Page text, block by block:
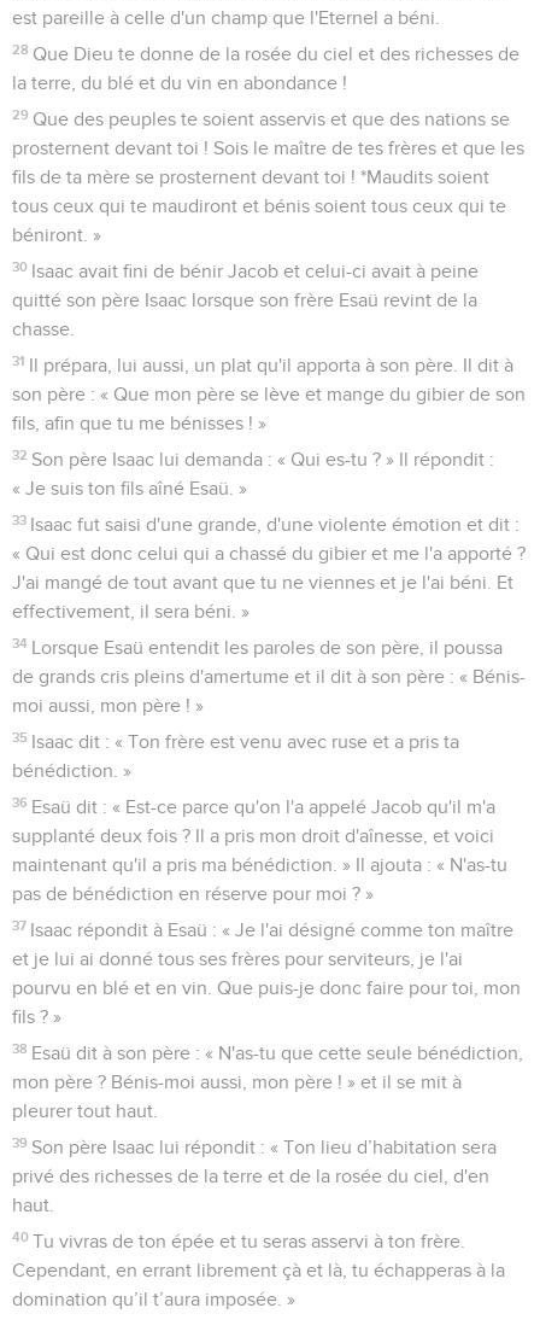
est pareille à celle d'un champ que l'Eternel a béni.
28 Que Dieu te donne de la rosée du ciel et des richesses de
la terre, du blé et du vin en abondance !
29 Que des peuples te soient asservis et que des nations se
prosternent devant toi ! Sois le maître de tes frères et que les
fils de ta mère se prosternent devant toi ! *Maudits soient
tous ceux qui te maudiront et bénis soient tous ceux qui te
béniront. »
30 Isaac avait fini de bénir Jacob et celui-ci avait à peine
quitté son père Isaac lorsque son frère Esaü revint de la
chasse.
31 Il prépara, lui aussi, un plat qu'il apporta à son père. Il dit à
son père : « Que mon père se lève et mange du gibier de son
fils, afin que tu me bénisses ! »
32 Son père Isaac lui demanda : « Qui es-tu ? » Il répondit :
« Je suis ton fils aîné Esaü. »
33 Isaac fut saisi d'une grande, d'une violente émotion et dit :
« Qui est donc celui qui a chassé du gibier et me l'a apporté ?
J'ai mangé de tout avant que tu ne viennes et je l'ai béni. Et
effectivement, il sera béni. »
34 Lorsque Esaü entendit les paroles de son père, il poussa
de grands cris pleins d'amertume et il dit à son père : « Bénis-
moi aussi, mon père ! »
35 Isaac dit : « Ton frère est venu avec ruse et a pris ta
bénédiction. »
36 Esaü dit : « Est-ce parce qu'on l'a appelé Jacob qu'il m'a
supplanté deux fois ? Il a pris mon droit d'aînesse, et voici
maintenant qu'il a pris ma bénédiction. » Il ajouta : « N'as-tu
pas de bénédiction en réserve pour moi ? »
37 Isaac répondit à Esaü : « Je l'ai désigné comme ton maître
et je lui ai donné tous ses frères pour serviteurs, je l'ai
pourvu en blé et en vin. Que puis-je donc faire pour toi, mon
fils ? »
38 Esaü dit à son père : « N'as-tu que cette seule bénédiction,
mon père ? Bénis-moi aussi, mon père ! » et il se mit à
pleurer tout haut.
39 Son père Isaac lui répondit : « Ton lieu d’habitation sera
privé des richesses de la terre et de la rosée du ciel, d'en
haut.
40 Tu vivras de ton épée et tu seras asservi à ton frère.
Cependant, en errant librement çà et là, tu échapperas à la
domination qu’il t’aura imposée. »